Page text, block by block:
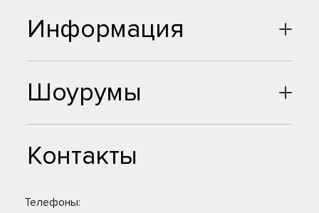
Шоурумы
Контакты
Телефоны:
Информация